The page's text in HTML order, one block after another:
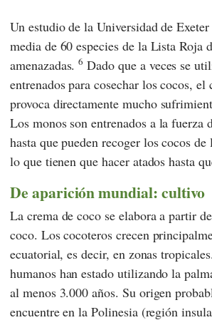
Un estudio de laUniversidad de Exeter
media de 60 especies de la Lista Roja
amenazadas.6 Dado que a veces se
entrenados para cosechar los cocos, el
provoca directamente mucho
Los monos son entrenados a la fuerza
hasta que pueden recoger los cocos de
lo que tienen que hacer atados hasta
De aparición mundial: cultivo
La crema de coco se elabora a partir
coco. Los cocoteros crecen
ecuatorial, es decir, en zonas
humanos han estado utilizando la
al menos 3.000 años. Su origen
encuentre en la Polinesia (región